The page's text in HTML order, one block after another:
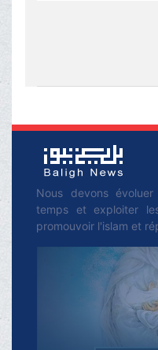
Nous devons
temps et exploiter
promouvoir l'islam et